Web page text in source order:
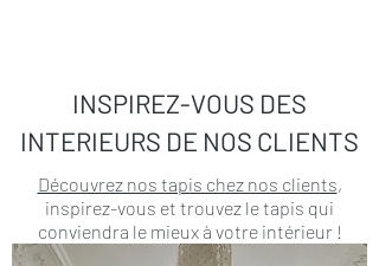
INSPIREZ-VOUS DES
INTERIEURS DE NOS CLIENTS
Découvrez nos tapis chez nos clients,
inspirez-vous et trouvez le tapis qui
conviendra le mieux à votre intérieur !